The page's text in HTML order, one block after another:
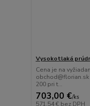
Vysokotlaká
Cena je na
200 pri t...
703,00 €/ks
571,54 € bez DPH